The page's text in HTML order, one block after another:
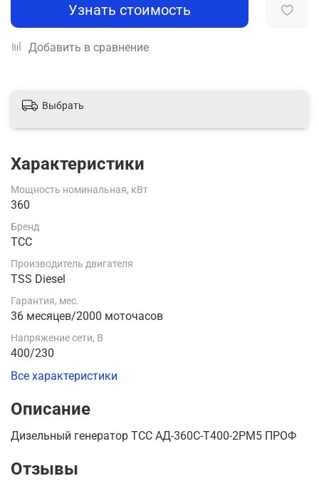
Узнать стоимость
Добавить в сравнение
Выбрать
Характеристики
Мощность номинальная, кВт
360
Бренд
ТСС
Производитель двигателя
TSS Diesel
Гарантия, мес.
36 месяцев/2000 моточасов
Напряжение сети, В
400/230
Все характеристики
Описание
Дизельный генератор ТСС АД-360С-Т400-2РМ5 ПРОФ
Отзывы